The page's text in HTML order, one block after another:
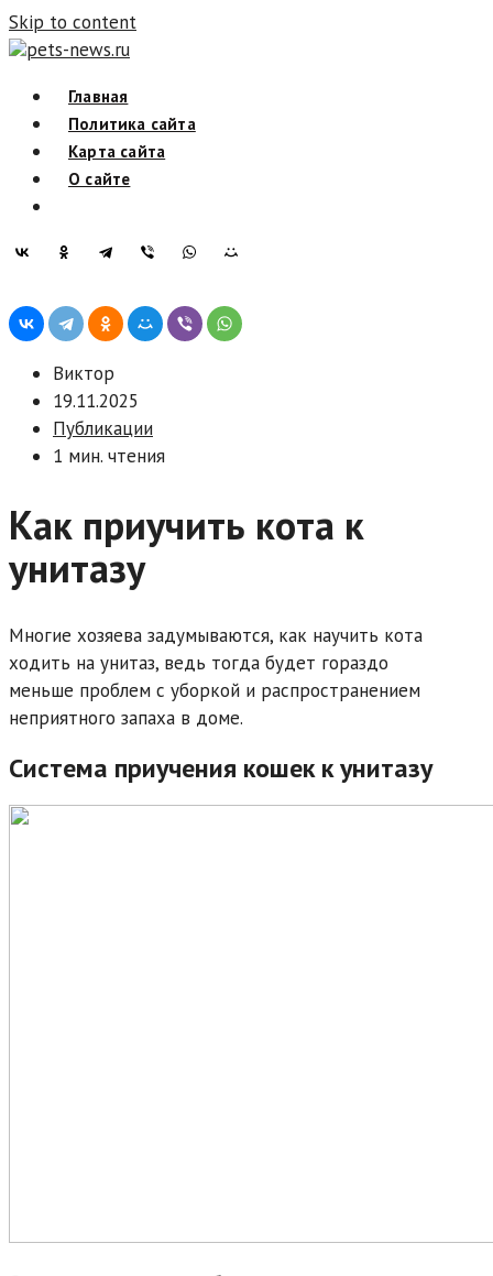
Skip to content
pets-news.ru
Главная
Политика сайта
Карта сайта
О сайте
Виктор
19.11.2025
Публикации
1 мин. чтения
Как приучить кота к
унитазу
Многие хозяева задумываются, как научить кота
ходить на унитаз, ведь тогда будет гораздо
меньше проблем с уборкой и распространением
неприятного запаха в доме.
Система приучения кошек к унитазу